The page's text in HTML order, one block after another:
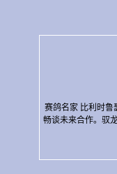
赛鸽名家 比利时鲁
畅谈未来合作。驭